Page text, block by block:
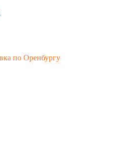
🚀 Доставка по Оренбургу